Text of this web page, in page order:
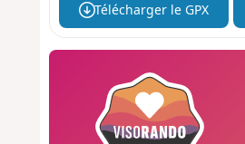
Télécharger le GPX